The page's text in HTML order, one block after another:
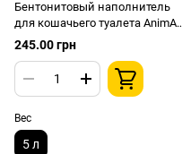
Бентонитовый наполнитель
для кошачьего туалета AnimAll
белый Классик комкующийся
без аромата 5л
245.00 грн
Вес
5 л